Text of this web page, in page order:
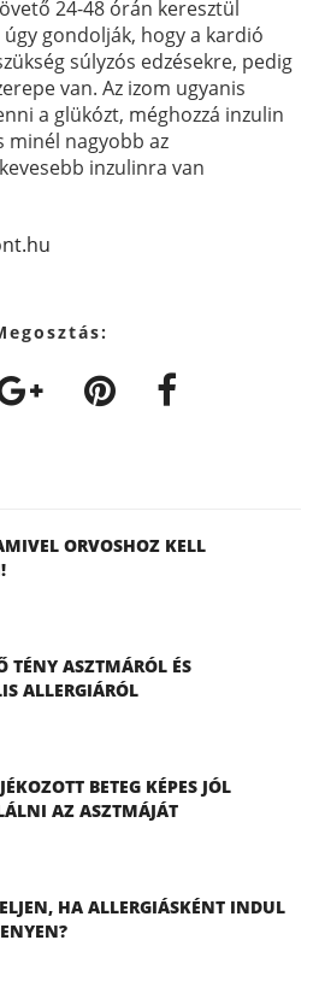
24-48 órán keresztül
gondolják, hogy a kardió
súlyzós edzésekre, pedig
van. Az izom ugyanis
a glükózt, méghozzá inzulin
minél nagyobb az
inzulinra van
ORVOSHOZ KELL
TÉNY ASZTMÁRÓL ÉS
ALLERGIÁRÓL
BETEG KÉPES JÓL
AZ ASZTMÁJÁT
HA ALLERGIÁSKÉNT INDUL